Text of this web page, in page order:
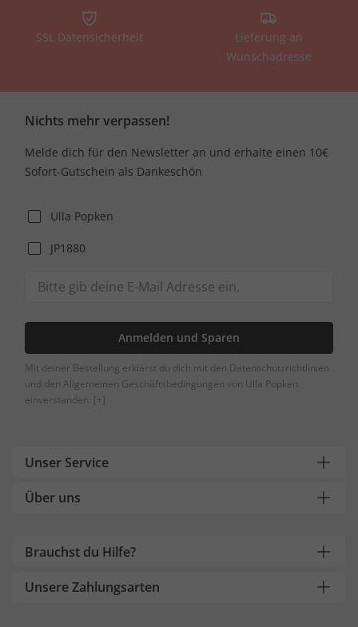
SSL Datensicherheit
Lieferung an
Wunschadresse
Nichts mehr verpassen!
Melde dich für den Newsletter an und erhalte einen 10€
Sofort-Gutschein als Dankeschön
Ulla Popken
JP1880
Anmelden und Sparen
Mit deiner Bestellung erklärst du dich mit den Datenschutzrichtlinien
und den Allgemeinen Geschäftsbedingungen von Ulla Popken
einverstanden. [+]
Unser Service
Über uns
Brauchst du Hilfe?
Unsere Zahlungsarten